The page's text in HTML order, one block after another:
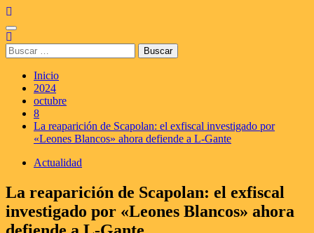
Saltar
al
contenido
Menú
principal
Buscar:
Inicio
2024
octubre
8
La reaparición de Scapolan: el exfiscal investigado por
«Leones Blancos» ahora defiende a L-Gante
Actualidad
La reaparición de Scapolan: el exfiscal
investigado por «Leones Blancos» ahora